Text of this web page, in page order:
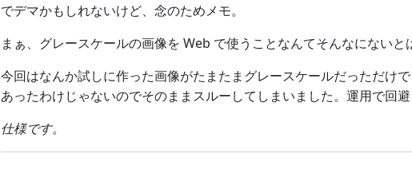
でデマかもしれないけど、念のためメモ。
まぁ、グレースケールの画像を Web で使うことなんてそんなにないと
今回はなんか試しに作った画像がたまたまグレースケールだっただけ
あったわけじゃないのでそのままスルーしてしまいました。運用で回
仕様です。